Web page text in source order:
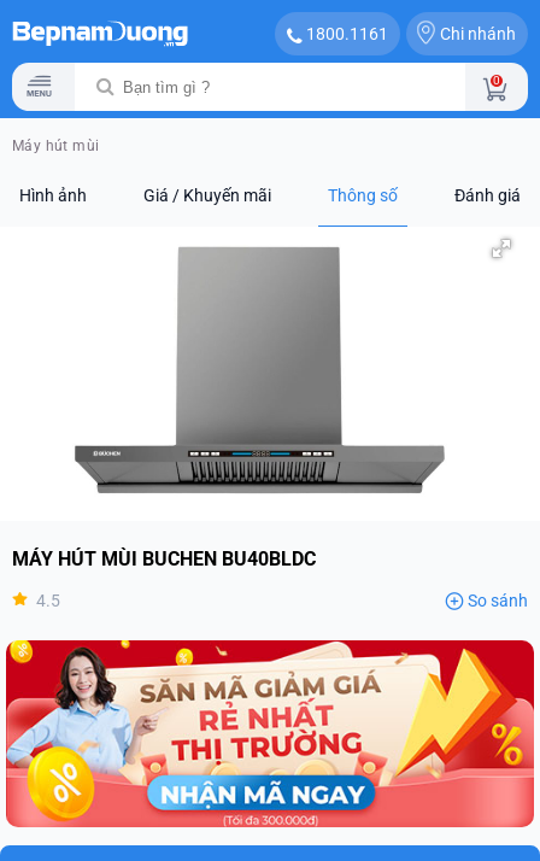
1800.1161 Chi nhánh
0
Máy hút mùi
Hình ảnh Giá / Khuyến mãi Thông số Đánh giá
MÁY HÚT MÙI BUCHEN BU40BLDC
4.5 So sánh